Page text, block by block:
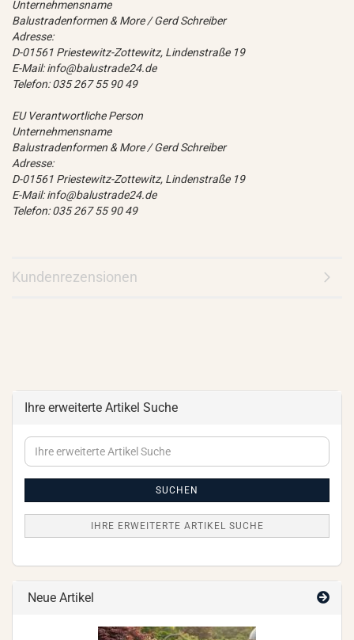
Unternehmensname
Balustradenformen & More / Gerd Schreiber
Adresse:
D-01561 Priestewitz-Zottewitz, Lindenstraße 19
E-Mail: info@balustrade24.de
Telefon: 035 267 55 90 49
EU Verantwortliche Person
Unternehmensname
Balustradenformen & More / Gerd Schreiber
Adresse:
D-01561 Priestewitz-Zottewitz, Lindenstraße 19
E-Mail: info@balustrade24.de
Telefon: 035 267 55 90 49
Kundenrezensionen
Ihre erweiterte Artikel Suche
Ihre
erweiterte
SUCHEN
IHRE ERWEITERTE ARTIKEL SUCHE
Neue Artikel